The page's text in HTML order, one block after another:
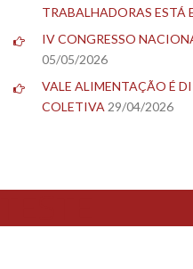
TRABALHADORAS ESTÁ
IV CONGRESSO
05/05/2026
VALE ALIMENTAÇÃO É
COLETIVA 29/04/2026
TESTE